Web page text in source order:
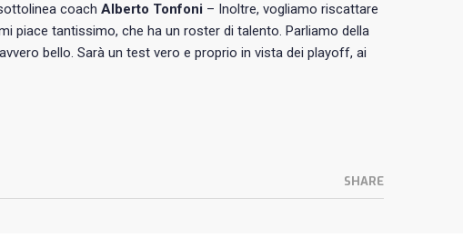
coach Alberto Tonfoni – Inoltre, vogliamo riscattare
piace tantissimo, che ha un roster di talento. Parliamo della
bello. Sarà un test vero e proprio in vista dei playoff, ai
SHARE